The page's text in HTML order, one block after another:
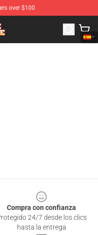
over $100
Force Merchandise Shop
Compra con confianza
24/7 desde los clics
hasta la entrega